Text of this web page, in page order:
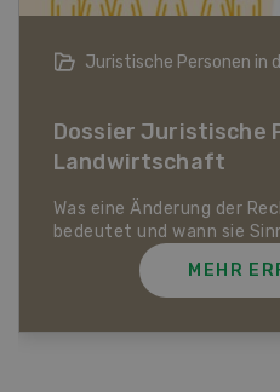
Bio-Artikel
Dossier Bio-Artikel
MEHR